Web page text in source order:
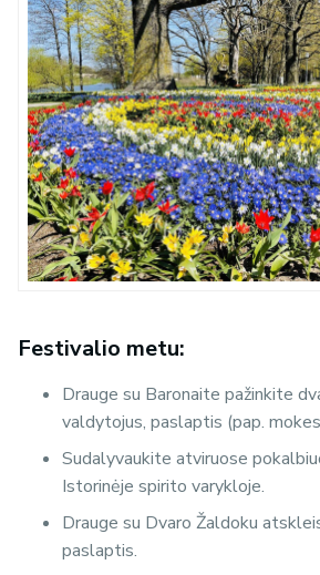
Festivalio metu:
Drauge su Baronaite pažinkite
valdytojus, paslaptis (pap.
Sudalyvaukite atviruose
Istorinėje spirito varykloje.
Drauge su Dvaro Žaldoku
paslaptis.